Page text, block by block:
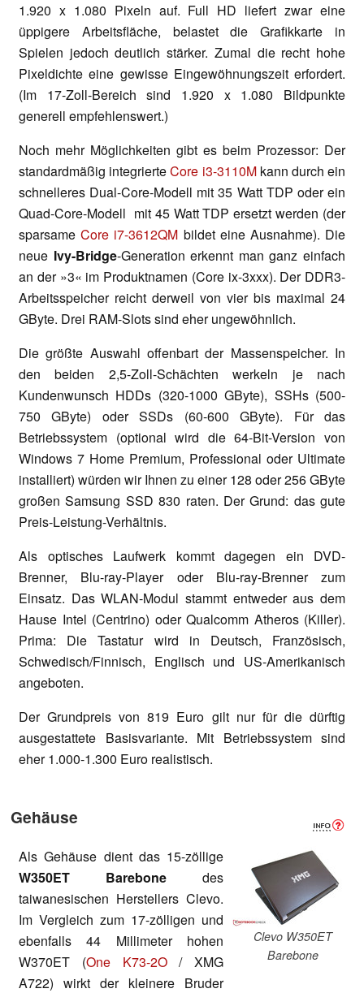
1.920 x 1.080 Pixeln auf. Full HD liefert zwar eine
üppigere Arbeitsfläche, belastet die Grafikkarte in
Spielen jedoch deutlich stärker. Zumal die recht hohe
Pixeldichte eine gewisse Eingewöhnungszeit erfordert.
(Im 17-Zoll-Bereich sind 1.920 x 1.080 Bildpunkte
generell empfehlenswert.)
Noch mehr Möglichkeiten gibt es beim Prozessor: Der
standardmäßig integrierteCore i3-3110Mkann durch ein
schnelleres Dual-Core-Modell mit 35 Watt TDP oder ein
Quad-Core-Modell mit 45 Watt TDP ersetzt werden (der
sparsameCore i7-3612QM bildet eine Ausnahme). Die
neue Ivy-Bridge-Generation erkennt man ganz einfach
an der »3« im Produktnamen (Core ix-3xxx). Der DDR3-
Arbeitsspeicher reicht derweil von vier bis maximal 24
GByte. Drei RAM-Slots sind eher ungewöhnlich.
Die größte Auswahl offenbart der Massenspeicher. In
den beiden 2,5-Zoll-Schächten werkeln je nach
Kundenwunsch HDDs (320-1000 GByte), SSHs (500-
750 GByte) oder SSDs (60-600 GByte). Für das
Betriebssystem (optional wird die 64-Bit-Version von
Windows 7 Home Premium, Professional oder Ultimate
installiert) würden wir Ihnen zu einer 128 oder 256 GByte
großen Samsung SSD 830 raten. Der Grund: das gute
Preis-Leistung-Verhältnis.
Als optisches Laufwerk kommt dagegen ein DVD-
Brenner, Blu-ray-Player oder Blu-ray-Brenner zum
Einsatz. Das WLAN-Modul stammt entweder aus dem
Hause Intel (Centrino) oder Qualcomm Atheros (Killer).
Prima: Die Tastatur wird in Deutsch, Französisch,
Schwedisch/Finnisch, Englisch und US-Amerikanisch
angeboten.
Der Grundpreis von 819 Euro gilt nur für die dürftig
ausgestattete Basisvariante. Mit Betriebssystem sind
eher 1.000-1.300 Euro realistisch.
Gehäuse
Clevo W350ET
Barebone
Als Gehäuse dient das 15-zöllige
W350ET Barebone des
taiwanesischen Herstellers Clevo.
Im Vergleich zum 17-zölligen und
ebenfalls 44 Millimeter hohen
W370ET (One K73-2O/ XMG
A722) wirkt der kleinere Bruder